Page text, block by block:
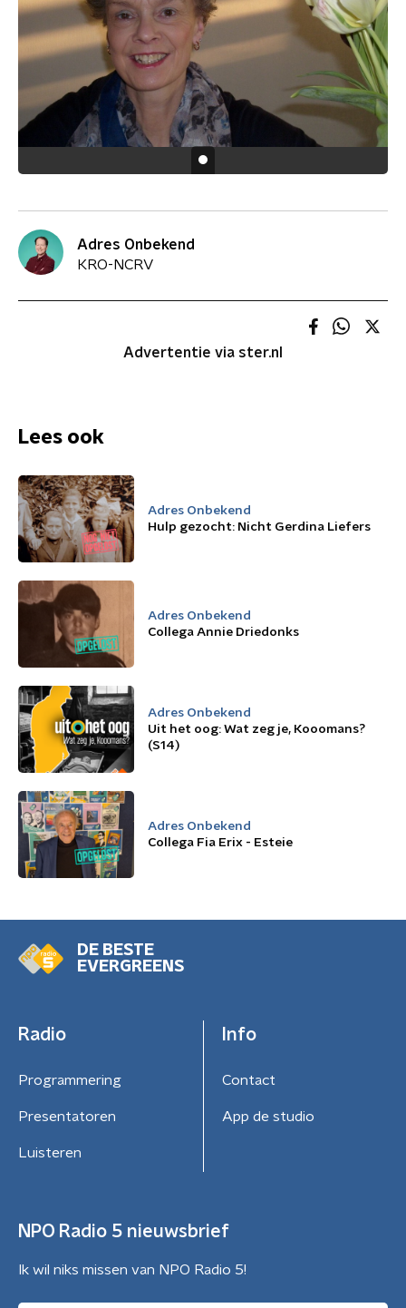
Adres Onbekend
KRO-NCRV
Advertentie via ster.nl
Lees ook
Adres Onbekend
Hulp gezocht: Nicht Gerdina Liefers
Adres Onbekend
Collega Annie Driedonks
Adres Onbekend
Uit het oog: Wat zeg je, Kooomans?
(S14)
Adres Onbekend
Collega Fia Erix - Esteie
DE BESTE
EVERGREENS
Radio
Programmering
Presentatoren
Luisteren
Info
Contact
App de studio
NPO Radio 5 nieuwsbrief
Ik wil niks missen van NPO Radio 5!